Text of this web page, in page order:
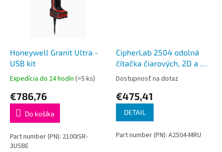
Honeywell Granit Ultra -
USB kit
Expedícia do 24 hodín (>5 ks)
€786,76
Do košíka
Part number (PN): 2100ISR-
3USBE
CipherLab 2504 odolná
čítačka čiarových, 2D a QR
kódov, dlhý dosah, USB
Dostupnosť na dotaz
€475,41
DETAIL
Part number (PN): A2504-MRU